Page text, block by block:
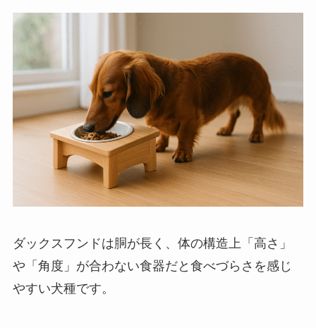
ダックスフンドは胴が長く、体の構造上「高さ」
や「角度」が合わない食器だと食べづらさを感じ
やすい犬種です。